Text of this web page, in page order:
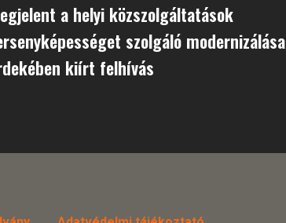
a helyi közszolgáltatások
szolgáló modernizálása
kiírt felhívás